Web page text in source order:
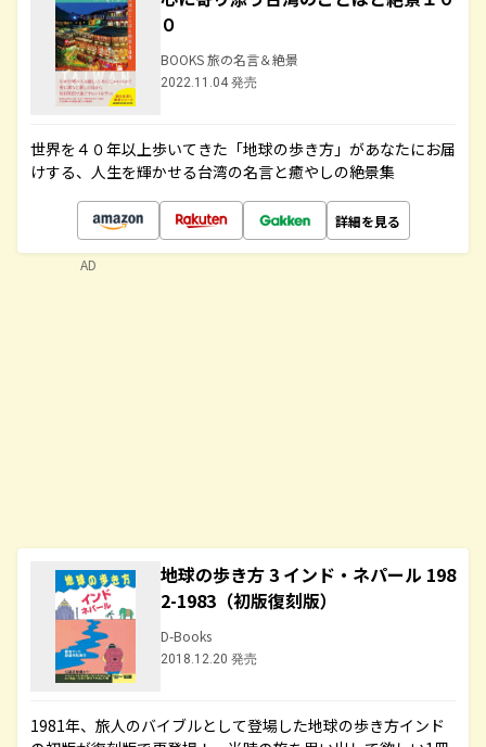
０
BOOKS 旅の名言＆絶景
2022.11.04 発売
世界を４０年以上歩いてきた「地球の歩き方」があなたにお届
けする、人生を輝かせる台湾の名言と癒やしの絶景集
詳細を見る
地球の歩き方 3 インド・ネパール 198
2-1983（初版復刻版）
D-Books
2018.12.20 発売
1981年、旅人のバイブルとして登場した地球の歩き方インド
AD